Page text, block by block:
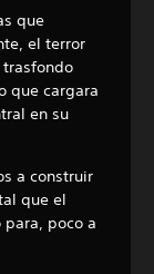
que
el terror
que cargara
en su
a construir
que el
poco a